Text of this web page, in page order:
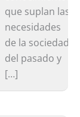
que suplan las
necesidades
de la sociedad
del pasado y
[…]